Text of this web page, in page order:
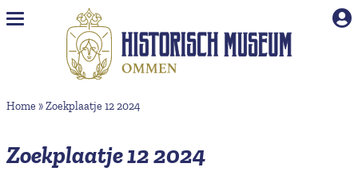
Naar hoofdinhoud
Home »Zoekplaatje 12 2024
Zoekplaatje 12 2024